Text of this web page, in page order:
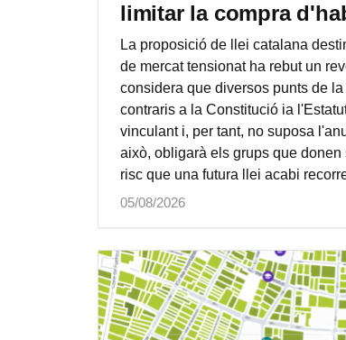
limitar la compra
La proposició de llei catalana
de mercat tensionat ha rebut un
considera que diversos punts de
contraris a la Constitució ia
vinculant i, per tant, no suposa
això, obligarà els grups que
risc que una futura llei acabi
05/08/2026